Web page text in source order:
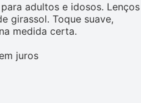
adultos e idosos. Lenços
girassol. Toque suave,
medida certa.
juros